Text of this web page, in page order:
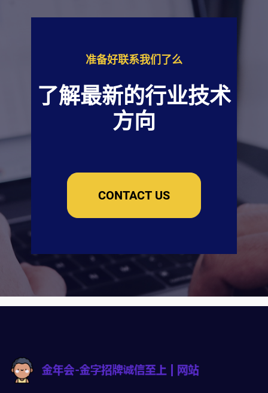
准备好联系我们了么
了解最新的行业技术
方向
CONTACT US